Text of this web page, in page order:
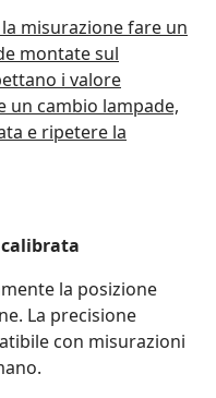
la misurazione fare un
montate sul
i valore
un cambio lampade,
e ripetere la
calibrata
la posizione
La precisione
con misurazioni